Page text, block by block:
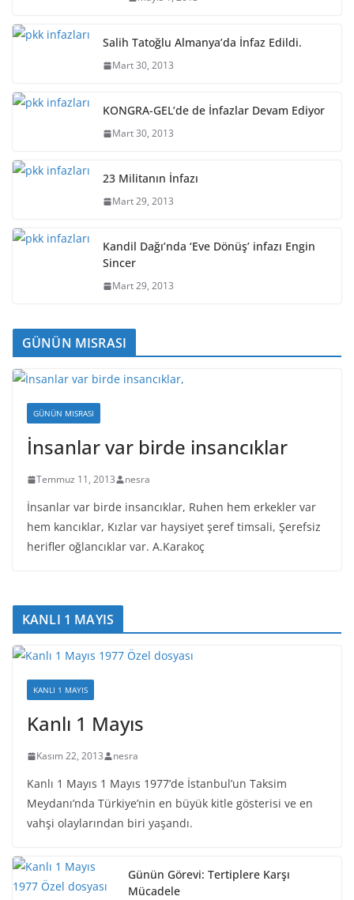
Salih Tatoğlu Almanya’da İnfaz Edildi.
Mart 30, 2013
KONGRA-GEL’de de İnfazlar Devam Ediyor
Mart 30, 2013
23 Militanın İnfazı
Mart 29, 2013
Kandil Dağı’nda ‘Eve Dönüş’ infazı Engin
Sincer
Mart 29, 2013
GÜNÜN MISRASI
GÜNÜN MISRASI
İnsanlar var birde insancıklar
Temmuz 11, 2013 nesra
İnsanlar var birde insancıklar, Ruhen hem erkekler var
hem kancıklar, Kızlar var haysiyet şeref timsali, Şerefsiz
herifler oğlancıklar var. A.Karakoç
KANLI 1 MAYIS
KANLI 1 MAYIS
Kanlı 1 Mayıs
Kasım 22, 2013 nesra
Kanlı 1 Mayıs 1 Mayıs 1977’de İstanbul’un Taksim
Meydanı’nda Türkiye’nin en büyük kitle gösterisi ve en
vahşi olaylarından biri yaşandı.
Günün Görevi: Tertiplere Karşı
Mücadele